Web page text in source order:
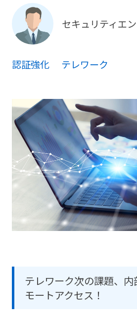
導入支援サービス
医療機関向けセキュリティサー
MediSec』
セキュリティエ
認証強化 テレワーク
テレワーク次の課題、内
モートアクセス！